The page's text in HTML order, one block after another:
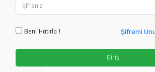
Beni Hatırla ! Şifremi